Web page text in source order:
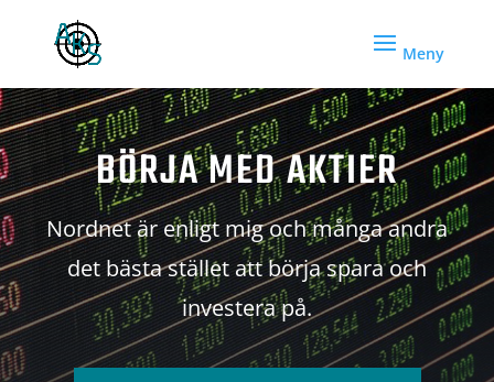
BÖRJA MED AKTIER
Nordnet är enligt mig och många andra
det bästa stället att börja spara och
investera på.